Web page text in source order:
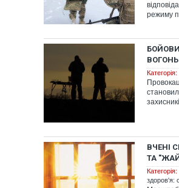
режиму
Категорія:
ВЧЕНІ
ТА
Категорія:
здоров'я: